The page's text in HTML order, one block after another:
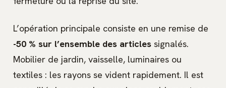
L’opération principale consiste en une remise de
-50 % sur l’ensemble des articles signalés.
Mobilier de jardin, vaisselle, luminaires ou
textiles : les rayons se vident rapidement. Il est